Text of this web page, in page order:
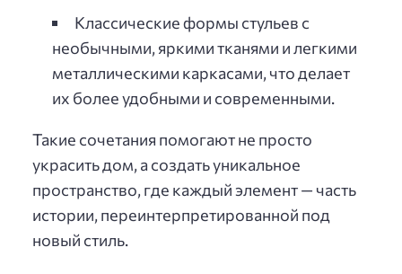
Классические формы стульев с
необычными, яркими тканями и легкими
металлическими каркасами, что делает
их более удобными и современными.
Такие сочетания помогают не просто
украсить дом, а создать уникальное
пространство, где каждый элемент — часть
истории, переинтерпретированной под
новый стиль.